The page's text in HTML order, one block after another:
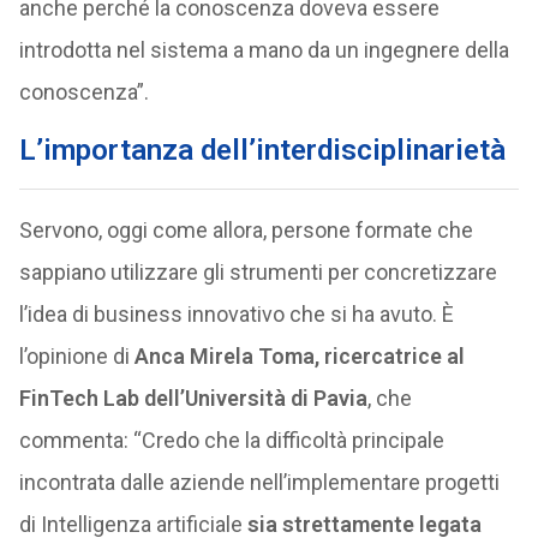
anche perché la conoscenza doveva essere
introdotta nel sistema a mano da un ingegnere della
conoscenza”.
L’importanza dell’interdisciplinarietà
Servono, oggi come allora, persone formate che
sappiano utilizzare gli strumenti per concretizzare
l’idea di business innovativo che si ha avuto. È
l’opinione di Anca Mirela Toma, ricercatrice al
FinTech Lab dell’Università di Pavia, che
commenta: “Credo che la difficoltà principale
incontrata dalle aziende nell’implementare progetti
di Intelligenza artificiale sia strettamente legata